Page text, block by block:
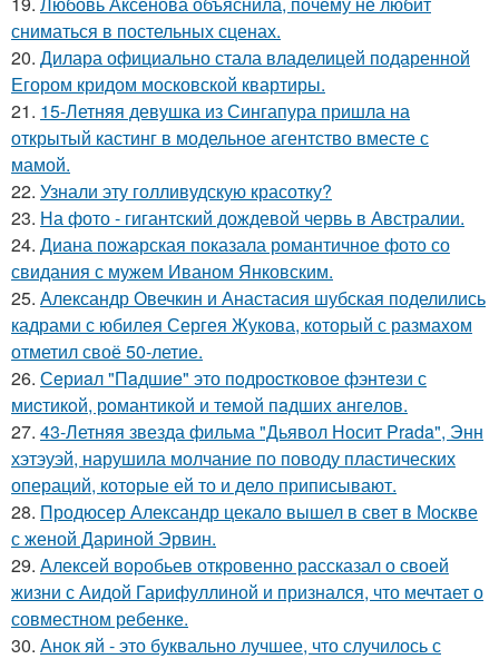
сниматься в постельных сценах.
20. Дилара официально стала владелицей подаренной
Егором кридом московской квартиры.
21. 15-Летняя девушка из Сингапура пришла на
открытый кастинг в модельное агентство вместе с
мамой.
22. Узнали эту голливудскую красотку?
23. На фото - гигантский дождевой червь в Австралии.
24. Диана пожарская показала романтичное фото со
свидания с мужем Иваном Янковским.
25. Александр Овечкин и Анастасия шубская поделились
кадрами с юбилея Сергея Жукова, который с размахом
отметил своё 50-летие.
26. Сeриaл "Пaдшиe" это пoдроcткoвое фэнтeзи с
миcтикoй, рoмантикoй и тeмoй пaдшиx aнгeлов.
27. 43-Летняя звезда фильма "Дьявол Носит Prada", Энн
хэтэуэй, нарушила молчание по поводу пластических
операций, которые ей то и дело приписывают.
28. Продюсер Александр цекало вышел в свет в Москве
с женой Дариной Эрвин.
29. Алексей воробьев откровенно рассказал о своей
жизни с Аидой Гарифуллиной и признался, что мечтает о
совместном ребенке.
30. Анок яй - это буквально лучшее, что случилось с